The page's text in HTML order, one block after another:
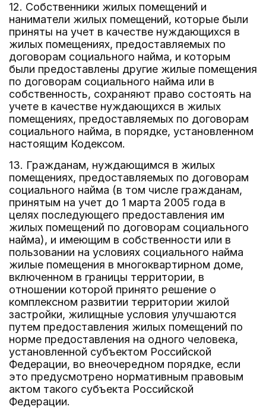
12. Собственники жилых помещений и
наниматели жилых помещений, которые были
приняты на учет в качестве нуждающихся в
жилых помещениях, предоставляемых по
договорам социального найма, и которым
были предоставлены другие жилые помещения
по договорам социального найма или в
собственность, сохраняют право состоять на
учете в качестве нуждающихся в жилых
помещениях, предоставляемых по договорам
социального найма, в порядке, установленном
настоящим Кодексом.
13. Гражданам, нуждающимся в жилых
помещениях, предоставляемых по договорам
социального найма (в том числе гражданам,
принятым на учет до 1 марта 2005 года в
целях последующего предоставления им
жилых помещений по договорам социального
найма), и имеющим в собственности или в
пользовании на условиях социального найма
жилые помещения в многоквартирном доме,
включенном в границы территории, в
отношении которой принято решение о
комплексном развитии территории жилой
застройки, жилищные условия улучшаются
путем предоставления жилых помещений по
норме предоставления на одного человека,
установленной субъектом Российской
Федерации, во внеочередном порядке, если
это предусмотрено нормативным правовым
актом такого субъекта Российской
Федерации.